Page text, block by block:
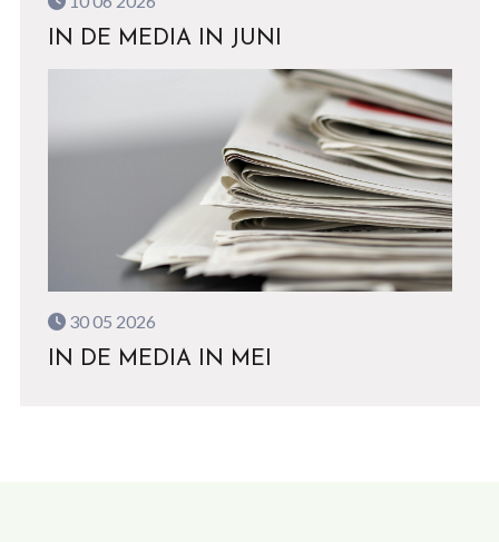
IN DE MEDIA IN JUNI
30 05 2026
IN DE MEDIA IN MEI